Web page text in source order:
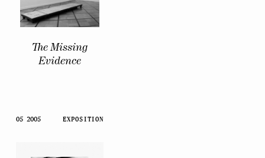
The Missing
Evidence
05 2005 EXPOSITION